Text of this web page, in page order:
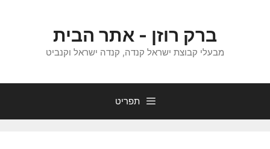
ברק רוזן - אתר הבית
מבעלי קבוצת ישראל קנדה, קנדה ישראל וקנביט
תפריט